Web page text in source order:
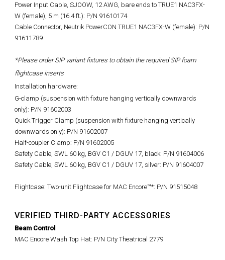
Power Input Cable, SJOOW, 12 AWG, bare ends to TRUE1 NAC3FX-
W (female), 5 m (16.4 ft.): P/N 91610174
Cable Connector, Neutrik PowerCON TRUE1 NAC3FX-W (female): P/N
91611789
*Please order SIP variant fixtures to obtain the required SIP foam
flightcase inserts
Installation hardware:
G-clamp (suspension with fixture hanging vertically downwards
only): P/N 91602003
Quick Trigger Clamp (suspension with fixture hanging vertically
downwards only): P/N 91602007
Half-coupler Clamp: P/N 91602005
Safety Cable, SWL 60 kg, BGV C1 / DGUV 17, black: P/N 91604006
Safety Cable, SWL 60 kg, BGV C1 / DGUV 17, silver: P/N 91604007
Flightcase: Two-unit Flightcase for MAC Encore™*: P/N 91515048
VERIFIED THIRD-PARTY ACCESSORIES
Beam Control
MAC Encore Wash Top Hat: P/N City Theatrical 2779